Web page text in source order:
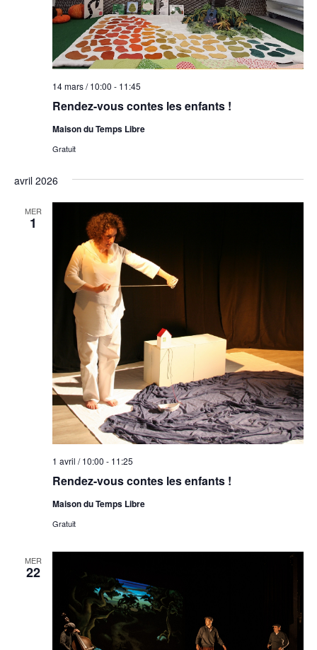
Rendez-vous contes les enfants !
14 mars / 10:00 - 11:45
Maison du Temps Libre
Gratuit
avril 2026
MER
1
Rendez-vous contes les enfants !
1 avril / 10:00 - 11:25
Maison du Temps Libre
Gratuit
MER
22